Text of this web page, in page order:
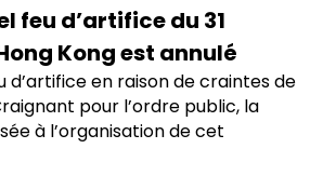
feu d’artifice du 31
Kong est annulé
d’artifice en raison de craintes de
pour l’ordre public, la
à l’organisation de cet